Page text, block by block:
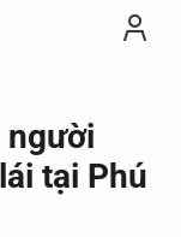
người
tại Phú